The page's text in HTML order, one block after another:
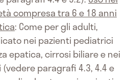
compresa tra 6 e 18 anni
: Come per gli adulti,
nei pazienti pediatrici
epatica, cirrosi biliare e nei
paragrafi 4.3, 4.4 e